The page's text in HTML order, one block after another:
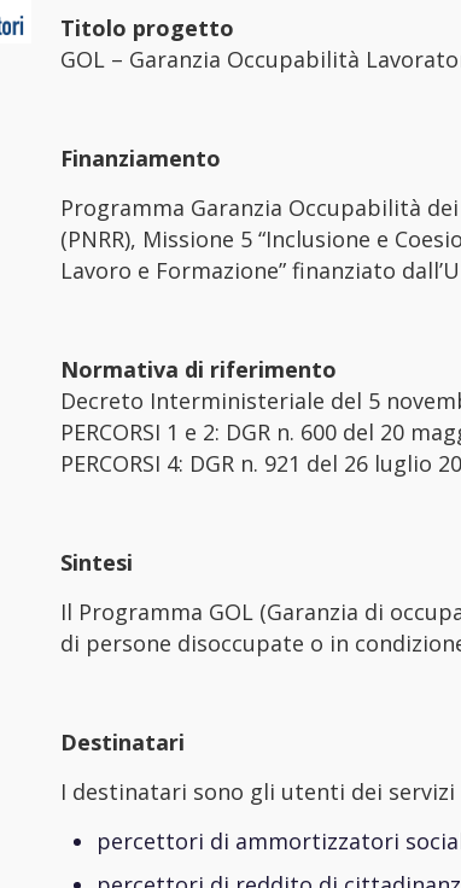
Titolo progetto
GOL – Garanzia Occupabilità
Finanziamento
Programma Garanzia Occupabilità
(PNRR), Missione 5 “Inclusione e
Lavoro e Formazione” finanziato
Normativa di riferimento
Decreto Interministeriale del 5
PERCORSI 1 e 2: DGR n. 600 del 20
PERCORSI 4: DGR n. 921 del 26 luglio
Sintesi
Il Programma GOL (Garanzia di
di persone disoccupate o in
Destinatari
I destinatari sono gli utenti dei
percettori di ammortizzatori